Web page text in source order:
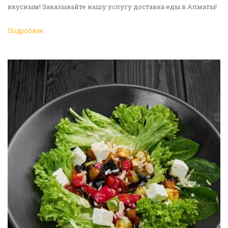
вкусным! Заказывайте нашу услугу доставка еды в Алматы!
Подробнее